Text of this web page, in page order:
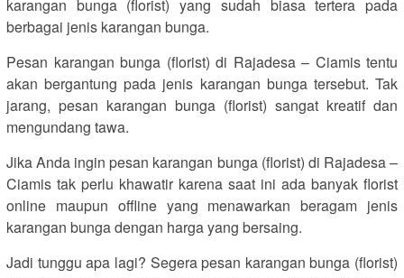
karangan bunga (florist) yang sudah biasa tertera pada
berbagai jenis karangan bunga.
Pesan karangan bunga (florist) di Rajadesa – Ciamis tentu
akan bergantung pada jenis karangan bunga tersebut. Tak
jarang, pesan karangan bunga (florist) sangat kreatif dan
mengundang tawa.
Jika Anda ingin pesan karangan bunga (florist) di Rajadesa –
Ciamis tak perlu khawatir karena saat ini ada banyak florist
online maupun offline yang menawarkan beragam jenis
karangan bunga dengan harga yang bersaing.
Jadi tunggu apa lagi? Segera pesan karangan bunga (florist)